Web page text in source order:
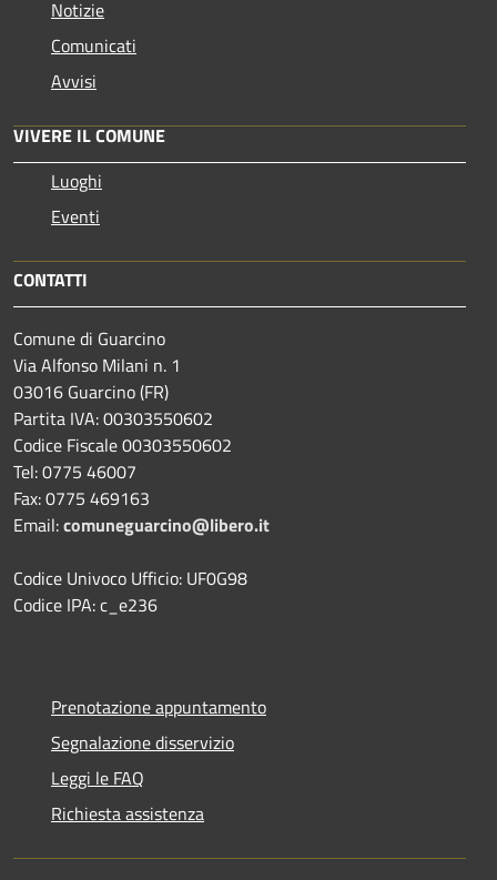
Notizie
Comunicati
Avvisi
VIVERE IL COMUNE
Luoghi
Eventi
CONTATTI
Comune di Guarcino
Via Alfonso Milani n. 1
03016 Guarcino (FR)
Partita IVA: 00303550602
Codice Fiscale 00303550602
Tel: 0775 46007
Fax: 0775 469163
Email:comuneguarcino@libero.it
Codice Univoco Ufficio: UF0G98
Codice IPA: c_e236
Prenotazione appuntamento
Segnalazione disservizio
Leggi le FAQ
Richiesta assistenza